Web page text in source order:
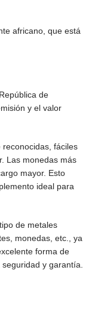
africano, que está
de
y el valor
fáciles
Las monedas más
mayor. Esto
ideal para
de metales
monedas, etc., ya
forma de
y garantía.